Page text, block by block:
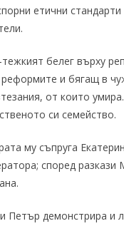
етични
белег върху
и бягащ в
от които
си семейство.
му съпруга
според разкази
Петър демонстрира и